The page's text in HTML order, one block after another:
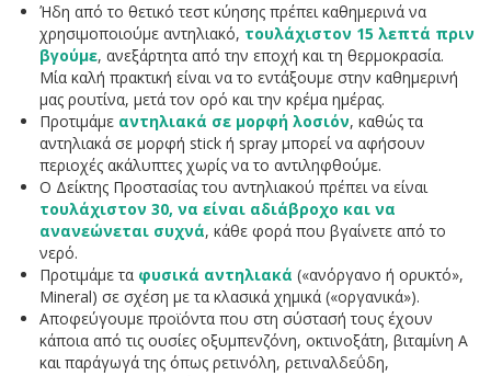
Ήδη από το θετικό τεστ κύησης πρέπει καθημερινά να
χρησιμοποιούμε αντηλιακό, τουλάχιστον 15 λεπτά πριν
βγούμε, ανεξάρτητα από την εποχή και τη θερμοκρασία.
Μία καλή πρακτική είναι να το εντάξουμε στην καθημερινή
μας ρουτίνα, μετά τον ορό και την κρέμα ημέρας.
Προτιμάμε αντηλιακά σε μορφή λοσιόν, καθώς τα
αντηλιακά σε μορφή stick ή spray μπορεί να αφήσουν
περιοχές ακάλυπτες χωρίς να το αντιληφθούμε.
Ο Δείκτης Προστασίας του αντηλιακού πρέπει να είναι
τουλάχιστον 30, να είναι αδιάβροχο και να
ανανεώνεται συχνά, κάθε φορά που βγαίνετε από το
νερό.
Προτιμάμε τα φυσικά αντηλιακά («ανόργανο ή ορυκτό»,
Mineral) σε σχέση με τα κλασικά χημικά («οργανικά»).
Αποφεύγουμε προϊόντα που στη σύστασή τους έχουν
κάποια από τις ουσίες οξυμπενζόνη, οκτινοξάτη, βιταμίνη Α
και παράγωγά της όπως ρετινόλη, ρετιναλδεΰδη,